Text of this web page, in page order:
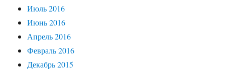
Июль 2016
Июнь 2016
Апрель 2016
Февраль 2016
Декабрь 2015